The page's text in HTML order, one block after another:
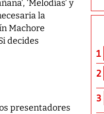
‘Melodías’ y
la
Machore
decides
presentadores
1
2
3